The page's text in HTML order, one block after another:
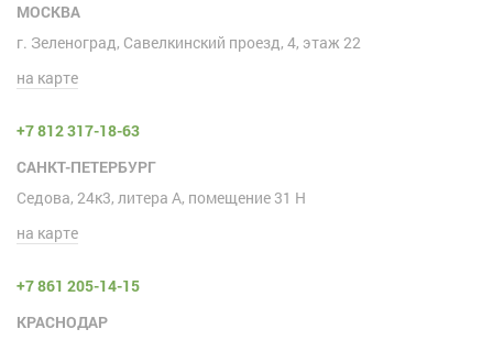
МОСКВА
г. Зеленоград, Савелкинский проезд, 4, этаж 22
на карте
+7 812 317-18-63
САНКТ-ПЕТЕРБУРГ
Седова, 24к3, литера А, помещение 31 H
на карте
+7 861 205-14-15
КРАСНОДАР